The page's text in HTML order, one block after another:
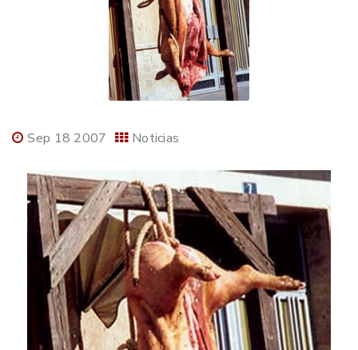
Sep 18 2007 Noticias